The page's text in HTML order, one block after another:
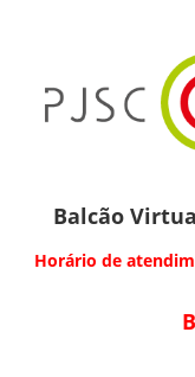
Balcão
Horário de